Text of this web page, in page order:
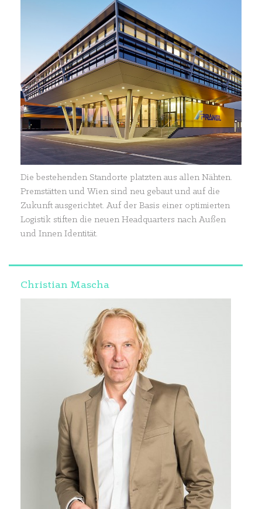
Die bestehenden Standorte platzten aus allen Nähten.
Premstätten und Wien sind neu gebaut und auf die
Zukunft ausgerichtet. Auf der Basis einer optimierten
Logistik stiften die neuen Headquarters nach Außen
und Innen Identität.
Christian Mascha